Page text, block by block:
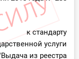
к стандарту
услуги
из реестра